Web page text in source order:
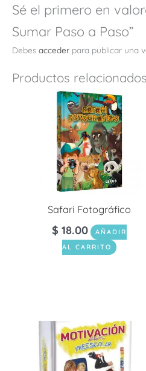
Sé el primero en
Sumar Paso a Paso”
Debes acceder para publicar una
Productos relacionados
Safari Fotográfico
$ 18.00
AÑADIR
AL CARRITO